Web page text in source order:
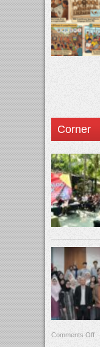
Corner
Comments Off